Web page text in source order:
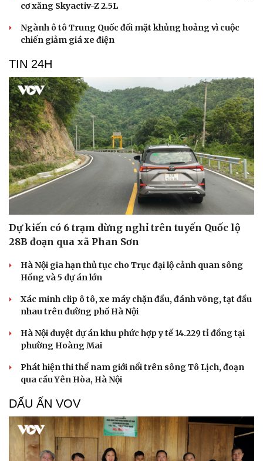
cơ xăng Skyactiv-Z 2.5L
Ngành ô tô Trung Quốc đối mặt khủng hoảng vì cuộc
chiến giảm giá xe điện
TIN 24H
Dự kiến có 6 trạm dừng nghỉ trên tuyến Quốc lộ
28B đoạn qua xã Phan Sơn
Hà Nội gia hạn thủ tục cho Trục đại lộ cảnh quan sông
Hồng và 5 dự án lớn
Xác minh clip ô tô, xe máy chặn đầu, đánh võng, tạt đầu
nhau trên đường phố Hà Nội
Hà Nội duyệt dự án khu phức hợp y tế 14.229 tỉ đồng tại
phường Hoàng Mai
Phát hiện thi thể nam giới nổi trên sông Tô Lịch, đoạn
qua cầu Yên Hòa, Hà Nội
DẤU ẤN VOV